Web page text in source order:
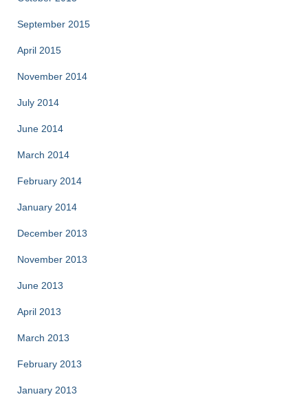
September 2015
April 2015
November 2014
July 2014
June 2014
March 2014
February 2014
January 2014
December 2013
November 2013
June 2013
April 2013
March 2013
February 2013
January 2013